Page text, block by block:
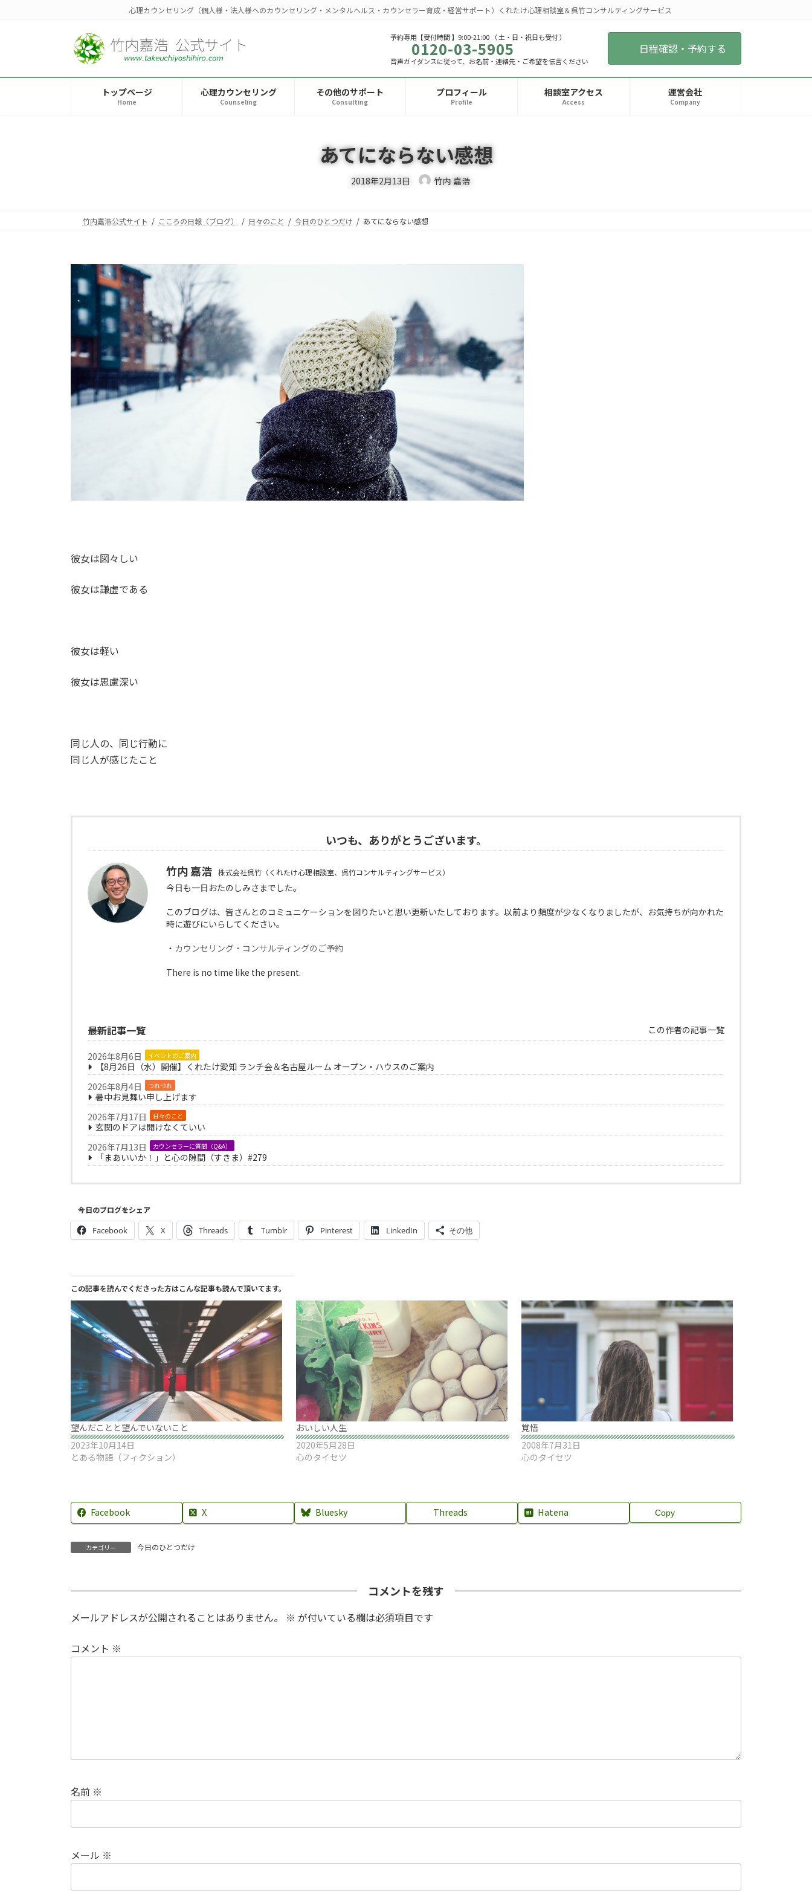
へ
ョ
心理カウンセリング（個人様・法人様へのカウンセリング・メンタルヘルス・カウンセラー育成・経営サポート）くれたけ心理相談室＆呉竹コンサルティングサービス
予約専用【受付時間 】9:00-21:00 （ 土・日・祝日も受付 ）
0120-03-5905
音声ガイダンスに従って、お名前・連絡先・ご希望を伝言ください
日程確認・予約する
トップページ
Home
心理カウンセリング
Counseling
その他のサポート
Consulting
プロフィール
Profile
相談室アクセス
Access
運営会社
Company
あてにならない感想
2018年2月13日 竹内 嘉浩
竹内嘉浩公式サイト こころの日報（ブログ） 日々のこと 今日のひとつだけ あてにならない感想
彼女は図々しい
彼女は謙虚である
彼女は軽い
彼女は思慮深い
同じ人の、同じ行動に
同じ人が感じたこと
いつも、ありがとうございます。
竹内 嘉浩 株式会社呉竹（くれたけ心理相談室、呉竹コンサルティングサービス）
今日も一日おたのしみさまでした。
このブログは、皆さんとのコミュニケーションを図りたいと思い更新いたしております。以前より頻度が少なくなりましたが、お気持ちが向かれた
時に遊びにいらしてください。
・ カウンセリング・コンサルティングのご予約
There is no time like the present.
最新記事一覧 この作者の記事一覧
2026年8月6日 イベントのご案内
【8月26日（水）開催】くれたけ愛知 ランチ会＆名古屋ルーム オープン・ハウスのご案内
2026年8月4日
つれづれ
暑中お見舞い申し上げます
2026年7月17日
日々のこと
玄関のドアは開けなくていい
2026年7月13日
カウンセラーに質問（Q&A）
「まあいいか！」と心の隙間（すきま）#279
今日のブログをシェア
Facebook X Threads Tumblr Pinterest LinkedIn その他
この記事を読んでくださった方はこんな記事も読んで頂いてます。
望んだことと望んでいないこと
2023年10月14日
とある物語（フィクション）
おいしい人生
2020年5月28日
心のタイセツ
覚悟
2008年7月31日
心のタイセツ
Facebook X Bluesky Threads Hatena Copy
カテゴリー 今日のひとつだけ
コメントを残す
メールアドレスが公開されることはありません。 ※ が付いている欄は必須項目です
コメント ※
名前 ※
メール ※